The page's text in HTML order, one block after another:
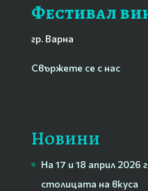
Фестивал
гр. Варна
Свържете се с нас
Новини
На 17 и 18 април 2026
столицата на вкуса